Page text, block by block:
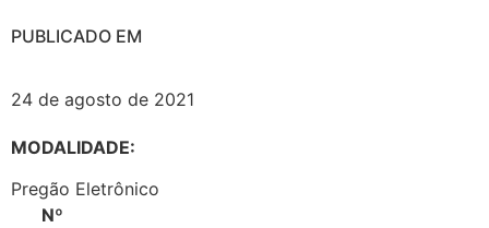
PUBLICADO EM
24 de agosto de 2021
MODALIDADE:
Pregão Eletrônico
Nº